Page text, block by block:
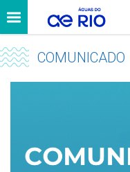
COMUNICADO